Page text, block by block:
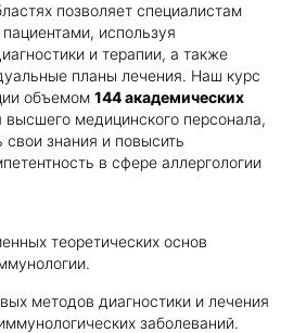
позволяет специалистам
используя
и терапии, а также
планы лечения. Наш курс
объемом 144 академических
высшего медицинского персонала,
свои знания и повысить
в сфере аллергологии
теоретических основ
методов диагностики и лечения
заболеваний.
обработку персональных